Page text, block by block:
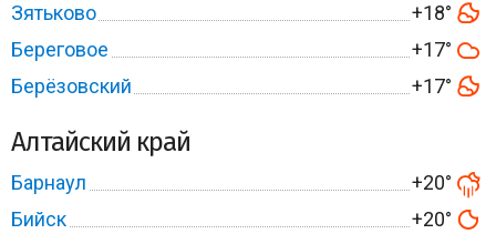
Зятьково
+18°
Береговое
+17°
Берёзовский
+17°
Алтайский край
Барнаул
+20°
Бийск
+20°